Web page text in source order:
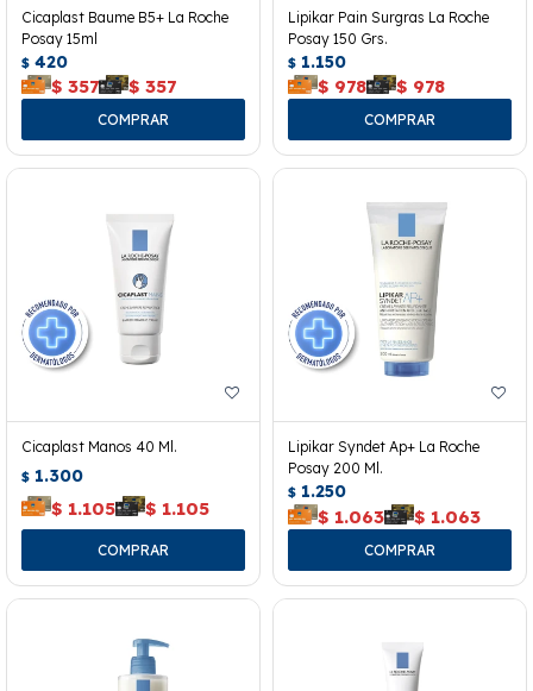
Cicaplast Baume B5+ La Roche
Posay 15ml
$ 420
$ 357 $ 357
Lipikar Pain Surgras La Roche
Posay 150 Grs.
$ 1.150
$ 978 $ 978
Cicaplast Manos 40 Ml.
$ 1.300
$ 1.105 $ 1.105
Lipikar Syndet Ap+ La Roche
Posay 200 Ml.
$ 1.250
$ 1.063 $ 1.063